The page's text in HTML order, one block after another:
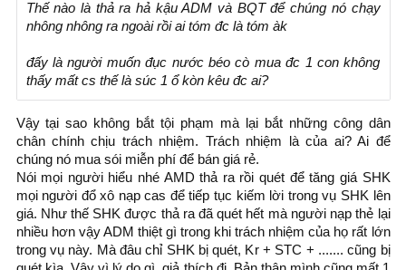
Thế nào là thả ra hả kậu ADM và BQT để chúng nó chạy
nhông nhông ra ngoài rồi ai tóm đc là tóm àk
đấy là người muốn đục nước béo cò mua đc 1 con không
thấy mất cs thế là súc 1 ổ kòn kêu đc ai?
Vậy tại sao không bắt tội phạm mà lại bắt những công dân
chân chính chịu trách nhiệm. Trách nhiệm là của ai? Ai để
chúng nó mua sói miễn phí để bán giá rẻ.
Nói mọi người hiểu nhé AMD thả ra rồi quét để tăng giá SHK
mọi người đổ xô nạp cas để tiếp tục kiếm lời trong vụ SHK lên
giá. Như thế SHK được thả ra đã quét hết mà người nạp thẻ lại
nhiều hơn vậy ADM thiệt gì trong khi trách nhiệm của họ rất lớn
trong vụ này. Mà đâu chỉ SHK bị quét, Kr + STC + ....... cũng bị